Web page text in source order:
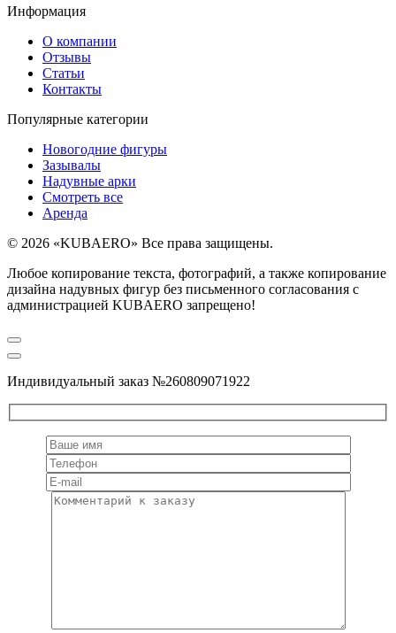
Информация
О компании
Отзывы
Статьи
Контакты
Популярные категории
Новогодние фигуры
Зазывалы
Надувные арки
Смотреть все
Аренда
© 2026 «KUBAERO» Все права защищены.
Любое копирование текста, фотографий, а также копирование
дизайна надувных фигур без письменного согласования с
администрацией KUBAERO запрещено!
Индивидуальный заказ №260809071922